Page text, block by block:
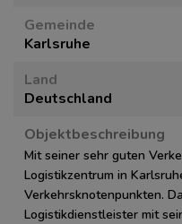
Gemeinde
Karlsruhe
Land
Deutschland
Objektbeschreibung
Mit seiner sehr guten
Logistikzentrum in
Verkehrsknotenpunkten.
Logistikdienstleister mit